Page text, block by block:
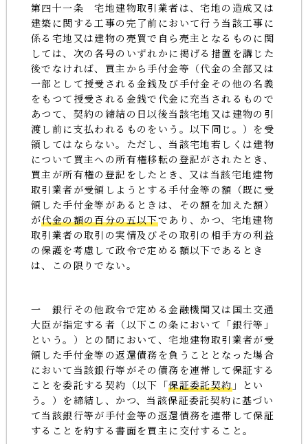
第四十一条 宅地建物取引業者は、宅地の造成又は
建築に関する工事の完了前において行う当該工事に
係る宅地又は建物の売買で自ら売主となるものに関
しては、次の各号のいずれかに掲げる措置を講じた
後でなければ、買主から手付金等（代金の全部又は
一部として授受される金銭及び手付金その他の名義
をもつて授受される金銭で代金に充当されるもので
あつて、契約の締結の日以後当該宅地又は建物の引
渡し前に支払われるものをいう。以下同じ。）を受
領してはならない。ただし、当該宅地若しくは建物
について買主への所有権移転の登記がされたとき、
買主が所有権の登記をしたとき、又は当該宅地建物
取引業者が受領しようとする手付金等の額（既に受
領した手付金等があるときは、その額を加えた額）
が代金の額の百分の五以下であり、かつ、宅地建物
取引業者の取引の実情及びその取引の相手方の利益
の保護を考慮して政令で定める額以下であるとき
は、この限りでない。
一 銀行その他政令で定める金融機関又は国土交通
大臣が指定する者（以下この条において「銀行等」
という。）との間において、宅地建物取引業者が受
領した手付金等の返還債務を負うこととなった場合
において当該銀行等がその債務を連帯して保証する
ことを委託する契約（以下「保証委託契約」とい
う。）を締結し、かつ、当該保証委託契約に基づい
て当該銀行等が手付金等の返還債務を連帯して保証
することを約する書面を買主に交付すること。